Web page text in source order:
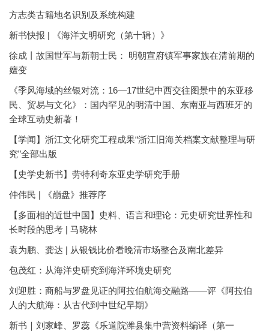
方志类古籍地名识别及系统构建
新书快报 | 《海洋文明研究（第十辑）》
徐成丨故国世军与新朝士民： 明朝宣府镇军事家族在清前期的
嬗变
《季风海域的丝银对流：16—17世纪中西交往图景中的东亚移
民、贸易与文化》：国内罕见的明清中国、东南亚与西班牙的
全球互动史新著！
【学闻】浙江文化研究工程成果“浙江旧海关档案文献整理与研
究”全部出版
【史学史新书】劳特利奇东亚史学研究手册
仲伟民 | 《崩盘》推荐序
【多面相的近世中国】史料、语言和理论：元史研究世界性和
长时段的思考 | 马晓林
袁为鹏、龚达 | 从银钱比价看晚清市场整合及南北差异
包茂红：从海洋史研究到海洋环境史研究
刘迎胜：商船与罗盘见证的阿拉伯航海交融路——评《阿拉伯
人的大航海：从古代到中世纪早期》
新书｜刘家峰、罗蕊《乐道院潍县集中营资料编译（第一